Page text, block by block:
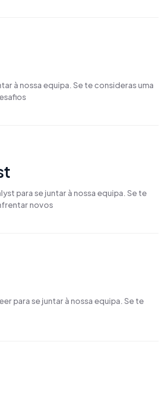
à nossa equipa. Se te consideras uma
para se juntar à nossa equipa. Se te
novos
para se juntar à nossa equipa. Se te